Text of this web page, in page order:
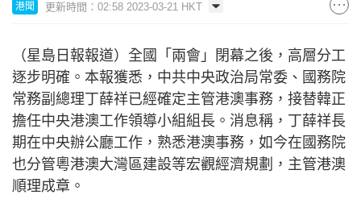
港聞 更新時間：02:58 2023-03-21 HKT
（星島日報報道）全國「兩會」閉幕之後，高層分工
逐步明確。本報獲悉，中共中央政治局常委、國務院
常務副總理丁薛祥已經確定主管港澳事務，接替韓正
擔任中央港澳工作領導小組組長。消息稱，丁薛祥長
期在中央辦公廳工作，熟悉港澳事務，如今在國務院
也分管粵港澳大灣區建設等宏觀經濟規劃，主管港澳
順理成章。